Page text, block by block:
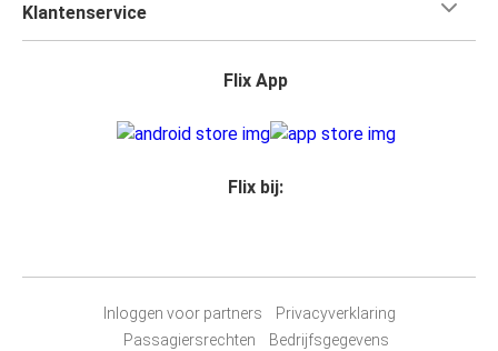
Klantenservice
Flix App
Flix bij:
Inloggen voor partners
Privacyverklaring
Passagiersrechten
Bedrijfsgegevens